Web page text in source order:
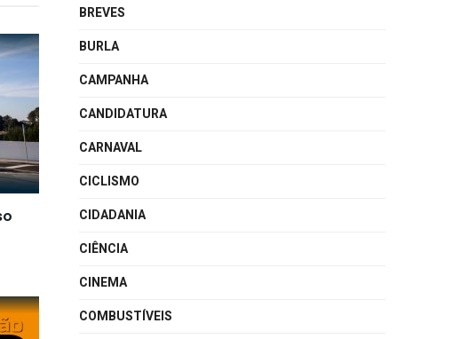
BREVES
BURLA
CAMPANHA
CANDIDATURA
CARNAVAL
CICLISMO
CIDADANIA
CIÊNCIA
CINEMA
COMBUSTÍVEIS